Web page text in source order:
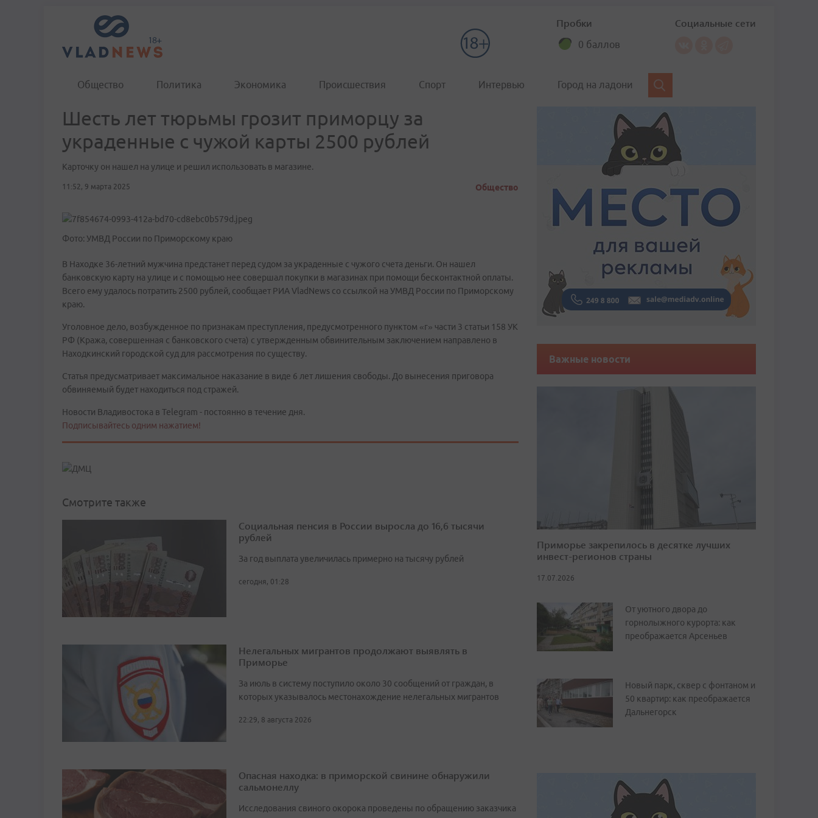
Пробки
0 баллов
Социальные сети
Общество Политика Экономика Происшествия Спорт Интервью Город на ладони
Шесть лет тюрьмы грозит приморцу за
украденные с чужой карты 2500 рублей
Карточку он нашел на улице и решил использовать в магазине.
11:52, 9 марта 2025 Общество
Фото: УМВД России по Приморскому краю
В Находке 36-летний мужчина предстанет перед судом за украденные с чужого счета деньги. Он нашел
банковскую карту на улице и с помощью нее совершал покупки в магазинах при помощи бесконтактной оплаты.
Всего ему удалось потратить 2500 рублей, сообщает РИА VladNews со ссылкой на УМВД России по Приморскому
краю.
Уголовное дело, возбужденное по признакам преступления, предусмотренного пунктом «г» части 3 статьи 158 УК
РФ (Кража, совершенная с банковского счета) с утвержденным обвинительным заключением направлено в
Находкинский городской суд для рассмотрения по существу.
Статья предусматривает максимальное наказание в виде 6 лет лишения свободы. До вынесения приговора
обвиняемый будет находиться под стражей.
Новости Владивостока в Telegram - постоянно в течение дня.
Подписывайтесь одним нажатием!
Смотрите также
Социальная пенсия в России выросла до 16,6 тысячи
рублей
За год выплата увеличилась примерно на тысячу рублей
сегодня, 01:28
Нелегальных мигрантов продолжают выявлять в
Приморье
За июль в систему поступило около 30 сообщений от граждан, в
которых указывалось местонахождение нелегальных мигрантов
22:29, 8 августа 2026
Опасная находка: в приморской свинине обнаружили
сальмонеллу
Исследования свиного окорока проведены по обращению заказчика
Важные новости
Приморье закрепилось в десятке лучших
инвест-регионов страны
17.07.2026
От уютного двора до
горнолыжного курорта: как
преображается Арсеньев
Новый парк, сквер с фонтаном и
50 квартир: как преображается
Дальнегорск